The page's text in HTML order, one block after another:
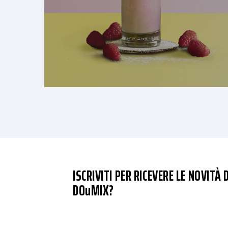
ISCRIVITI PER RICEVERE LE NOVITÀ
DOuMIX?